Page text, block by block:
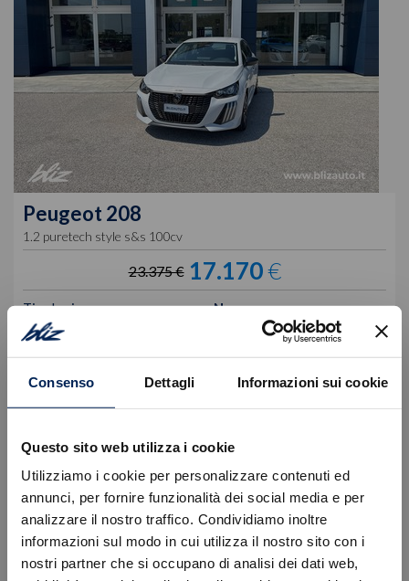
Consenso Dettagli Informazioni sui cookie
Questo sito web utilizza i cookie
Utilizziamo i cookie per personalizzare contenuti ed
annunci, per fornire funzionalità dei social media e per
analizzare il nostro traffico. Condividiamo inoltre
informazioni sul modo in cui utilizza il nostro sito con i
nostri partner che si occupano di analisi dei dati web,
Peugeot 208
1.2 puretech style s&s 100cv
23.375 € 17.170€
Tipologia
Nuovo
Alimentazione
Benzina
Cambio
Colore
Bianco
Cilindrata
1199 cc
VISUALIZZA LA SCHEDA